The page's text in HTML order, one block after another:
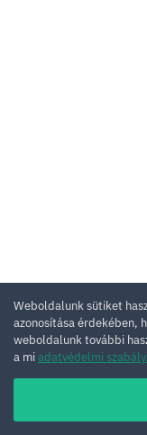
Weboldalunk sütiket
azonosítása érdekében,
weboldalunk további
a miadatvédelmi